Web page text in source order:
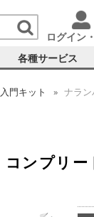
ログイン
各種サービス
門キット ナラン
ンプリー